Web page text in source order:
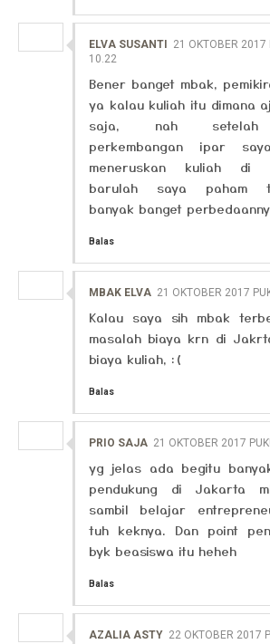
ELVA SUSANTI
21 OKTOBER 2017
10.22
Bener banget mbak,
ya kalau kuliah itu dimana
saja, nah
perkembangan ipar
meneruskan kuliah di
barulah saya paham
banyak banget
Balas
MBAK ELVA 21 OKTOBER 2017
Kalau saya sih mbak
masalah biaya krn di
biaya kuliah, :(
Balas
PRIO SAJA 21 OKTOBER 2017
yg jelas ada begitu
pendukung di Jakarta
sambil belajar
tuh keknya. Dan point
byk beasiswa itu heheh
Balas
AZALIA ASTY 22 OKTOBER 2017